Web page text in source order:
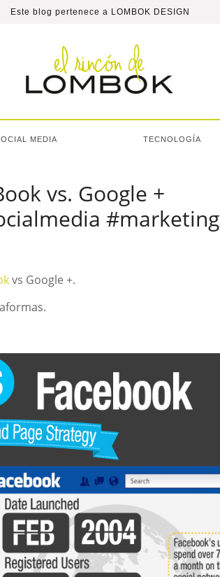
Este blog pertenece a LOMBOK DESIGN
MEDIA TECNOLOGÍA
vs. Google +
#marketing
vs Google +.